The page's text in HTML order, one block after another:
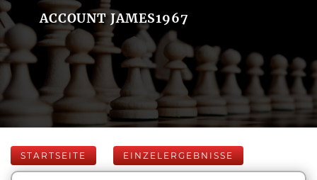
ACCOUNT JAMES1967
STARTSEITE EINZELERGEBNISSE